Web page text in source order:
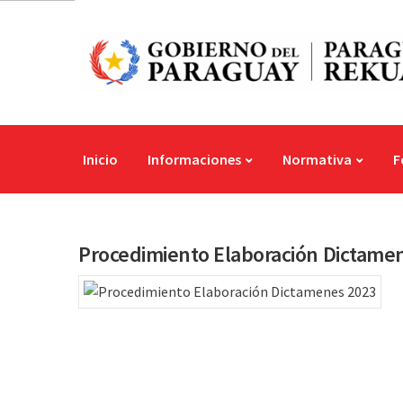
Inicio Informaciones Normativa
Procedimiento Elaboración